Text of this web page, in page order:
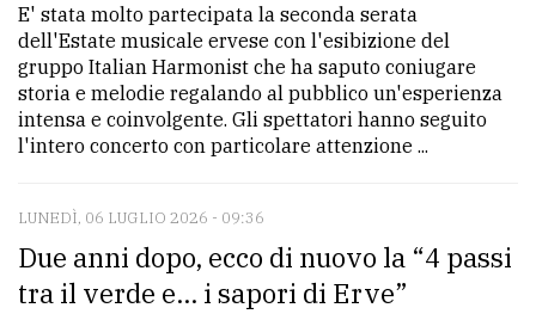
E' stata molto partecipata la seconda serata
dell'Estate musicale ervese con l'esibizione del
gruppo Italian Harmonist che ha saputo coniugare
storia e melodie regalando al pubblico un'esperienza
intensa e coinvolgente. Gli spettatori hanno seguito
l'intero concerto con particolare attenzione ...
LUNEDÌ, 06 LUGLIO 2026 - 09:36
Due anni dopo, ecco di nuovo la “4 passi
tra il verde e… i sapori di Erve”